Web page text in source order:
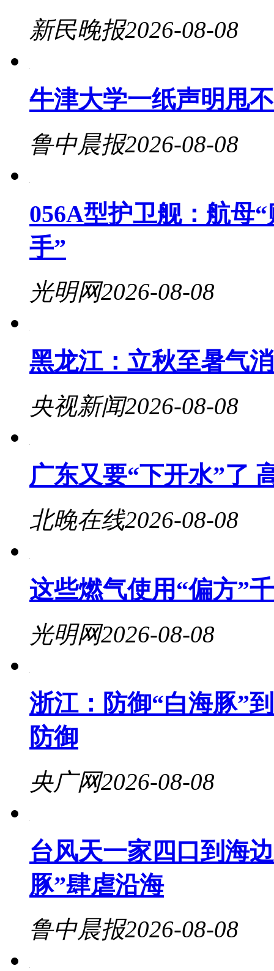
新民晚报2026-08-08
牛津大学一纸声明甩
鲁中晨报2026-08-08
056A型护卫舰：航母
手”
光明网2026-08-08
黑龙江：立秋至暑气
央视新闻2026-08-08
广东又要“下开水”了
北晚在线2026-08-08
这些燃气使用“偏方”
光明网2026-08-08
浙江：防御“白海豚”
防御
央广网2026-08-08
台风天一家四口到海
豚”肆虐沿海
鲁中晨报2026-08-08